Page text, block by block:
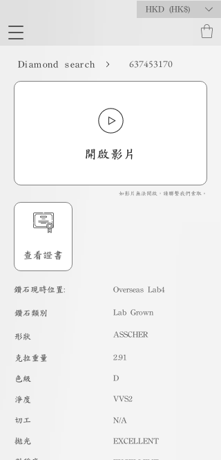
HKD (HK$)
Diamond search 637453170
開啟影片
如影片無法開啟，請聯繫我們索取。
查看證書
​鑽石現時位置: Overseas Lab4
​鑽石類別
形狀
克拉重量
色級
淨度
切工
拋光
Lab Grown
ASSCHER
2.91
D
VVS2
N/A
EXCELLENT